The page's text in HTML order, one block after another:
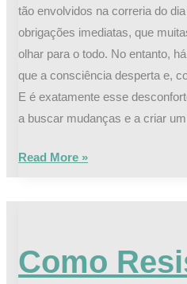
tão envolvidos na correria do
obrigações imediatas, que
olhar para o todo. No entanto,
que a consciência desperta e,
E é exatamente esse
a buscar mudanças e a criar
Read More »
Como
ao
Consumismo: